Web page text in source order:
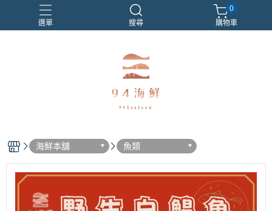
選單 搜尋
0
購物車
海鮮本舖 魚類